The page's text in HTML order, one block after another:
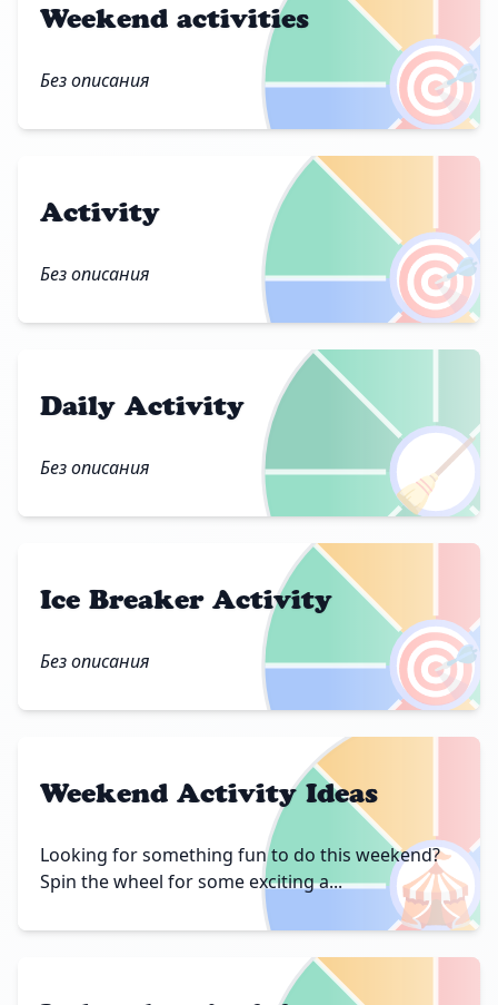
🎯
Weekend activities
Без описания
🎯
Activity
Без описания
🧹
Daily Activity
Без описания
🎯
Ice Breaker Activity
Без описания
🎪
Weekend Activity Ideas
Looking for something fun to do this weekend?
Spin the wheel for some exciting a...